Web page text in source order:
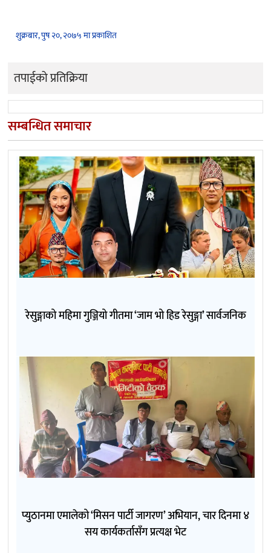
शुक्रबार, पुष २०, २०७५ मा प्रकाशित
तपाईको प्रतिक्रिया
सम्बन्धित समाचार
रेसुङ्गाको महिमा गुञ्जियो गीतमा ‘जाम भो हिड रेसुङ्गा’ सार्वजनिक
प्युठानमा एमालेको ‘मिसन पार्टी जागरण’ अभियान, चार दिनमा ४
सय कार्यकर्तासँग प्रत्यक्ष भेट